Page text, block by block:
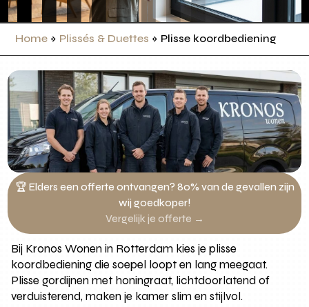
Home » Plissés & Duettes » Plisse koordbediening
🏆 Elders een offerte ontvangen? 80% van de gevallen zijn
wij goedkoper!
Vergelijk je offerte →
Bij Kronos Wonen in Rotterdam kies je plisse
koordbediening die soepel loopt en lang meegaat.
Plisse gordijnen met honingraat, lichtdoorlatend of
verduisterend, maken je kamer slim en stijlvol.